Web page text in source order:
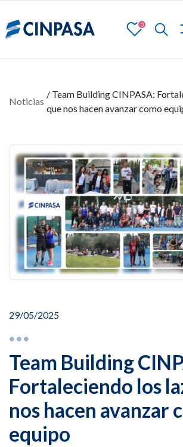
0
Noticias
/ Team Building CINPASA:
que nos hacen avanzar como
29/05/2025
Team Building
Fortaleciendo los
nos hacen avanzar
equipo